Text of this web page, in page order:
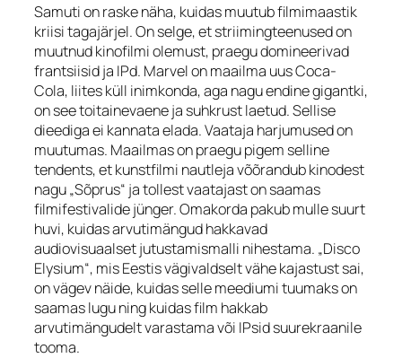
Samuti on raske näha, kuidas muutub filmimaastik
kriisi tagajärjel. On selge, et striimingteenused on
muutnud kinofilmi olemust, praegu domineerivad
frantsiisid ja IPd. Marvel on maailma uus Coca-
Cola, liites küll inimkonda, aga nagu endine gigantki,
on see toitainevaene ja suhkrust laetud. Sellise
dieediga ei kannata elada. Vaataja harjumused on
muutumas. Maailmas on praegu pigem selline
tendents, et kunstfilmi nautleja võõrandub kinodest
nagu „Sõprus“ ja tollest vaatajast on saamas
filmifestivalide jünger. Omakorda pakub mulle suurt
huvi, kuidas arvutimängud hakkavad
audiovisuaalset jutustamismalli nihestama. „Disco
Elysium“, mis Eestis vägivaldselt vähe kajastust sai,
on vägev näide, kuidas selle meediumi tuumaks on
saamas lugu ning kuidas film hakkab
arvutimängudelt varastama või IPsid suurekraanile
tooma.